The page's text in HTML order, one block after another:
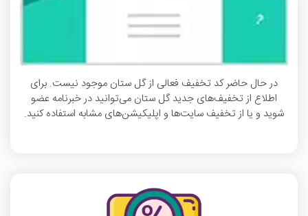
در حال حاضر کد تخفیف فعالی از گل ستان موجود نیست. برای
اطلاع از تخفیف‌های جدید گل ستان می‌توانید در خبرنامه عضو
شوید و یا از تخفیف سایت‌ها و اپلیکیشن‌های مشابه استفاده کنید.